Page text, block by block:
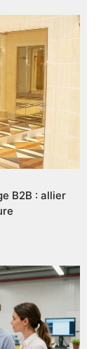
B2B : allier